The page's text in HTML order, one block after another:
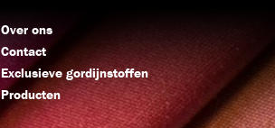
Over ons
Contact
Exclusieve gordijnstoffen
Producten